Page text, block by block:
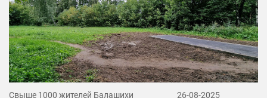
Свыше 1000 жителей Балашихи
26-08-2025